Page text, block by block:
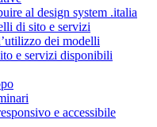
al design system .italia
di sito e servizi
dei modelli
e servizi disponibili
e accessibile